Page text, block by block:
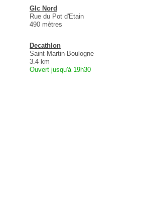
Glc Nord
Rue du Pot d'Etain
490 mètres
Decathlon
Saint-Martin-Boulogne
3.4 km
Ouvert jusqu'à 19h30